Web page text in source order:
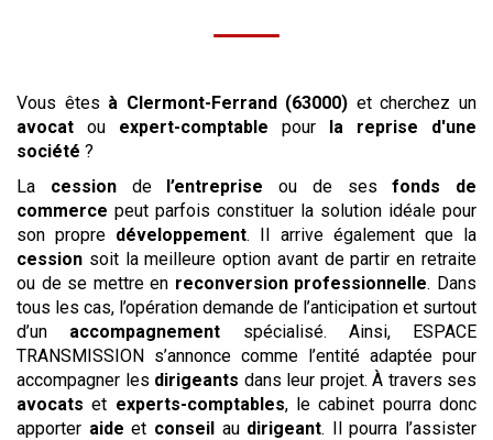
Vous êtes à Clermont-Ferrand (63000) et cherchez un
avocat ou expert-comptable pour la reprise
d'une
société ?
La cessionde l’entreprise ou de sesfonds de
commerce peut parfois constituer la solution idéale pour
son propre développement. Il arrive également que la
cession soit la meilleure option avant de partir en retraite
ou de se mettre en reconversion professionnelle. Dans
tous les cas, l’opération demande de l’anticipation et surtout
d’un accompagnement spécialisé. Ainsi, ESPACE
TRANSMISSION s’annonce comme l’entité adaptée pour
accompagner les dirigeants dans leur projet. À travers ses
avocats et experts-comptables, le cabinet pourra donc
apporter aide et conseilau dirigeant. Il pourra l’assister